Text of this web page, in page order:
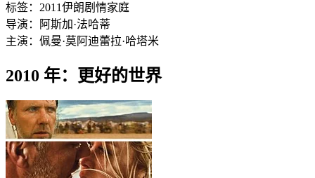
标签： 2011伊朗剧情家庭
导演：
阿斯加·法哈蒂
主演： 佩曼·莫阿迪蕾拉·哈塔米
2010 年：更好的世界